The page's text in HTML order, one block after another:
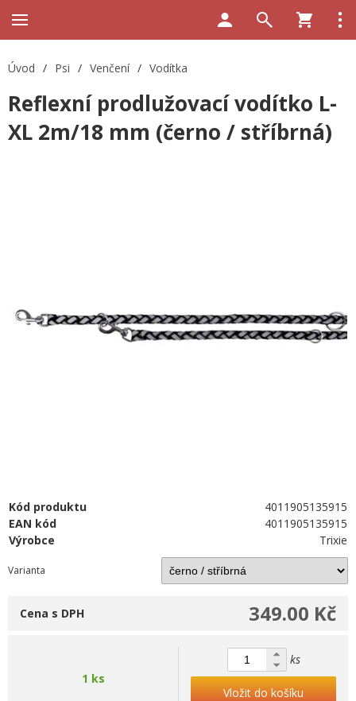
Úvod / Psi / Venčení / Vodítka
Reflexní prodlužovací vodítko L-
XL 2m/18 mm (černo / stříbrná)
Kód produktu
4011905135915
EAN kód
4011905135915
Výrobce
Trixie
Varianta
349.00 Kč
Cena s DPH
1 ks
ks
Vložit do košíku